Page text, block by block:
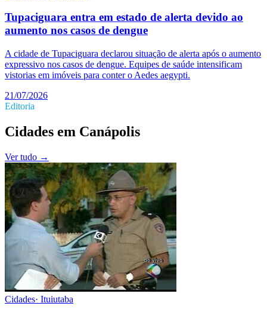
Tupaciguara entra em estado de alerta devido ao
aumento nos casos de dengue
A cidade de Tupaciguara declarou situação de alerta após o aumento
expressivo nos casos de dengue. Equipes de saúde intensificam
vistorias em imóveis para conter o Aedes aegypti.
21/07/2026
Editoria
Cidades em Canápolis
Ver tudo →
Cidades· Ituiutaba